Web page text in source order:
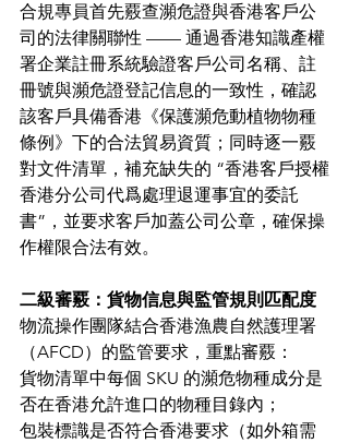
合規專員首先覈查瀕危證與香港客戶公
司的法律關聯性 —— 通過香港知識產權
署企業註冊系統驗證客戶公司名稱、註
冊號與瀕危證登記信息的一致性，確認
該客戶具備香港《保護瀕危動植物物種
條例》下的合法貿易資質；同時逐一覈
對文件清單，補充缺失的 “香港客戶授權
香港分公司代爲處理退運事宜的委託
書”，並要求客戶加蓋公司公章，確保操
作權限合法有效。
二級審覈：貨物信息與監管規則匹配度
物流操作團隊結合香港漁農自然護理署
（AFCD）的監管要求，重點審覈：
貨物清單中每個 SKU 的瀕危物種成分是
否在香港允許進口的物種目錄內；
包裝標識是否符合香港要求（如外箱需